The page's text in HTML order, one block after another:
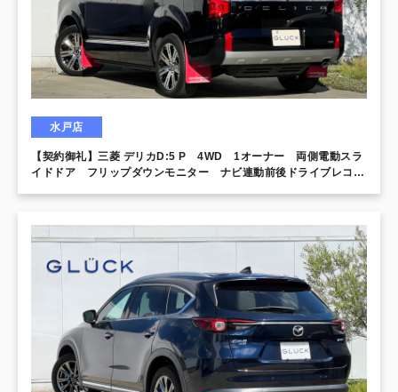
水戸店
【契約御礼】三菱 デリカD:5 P 4WD 1オーナー 両側電動スラ
イドドア フリップダウンモニター ナビ連動前後ドライブレコー